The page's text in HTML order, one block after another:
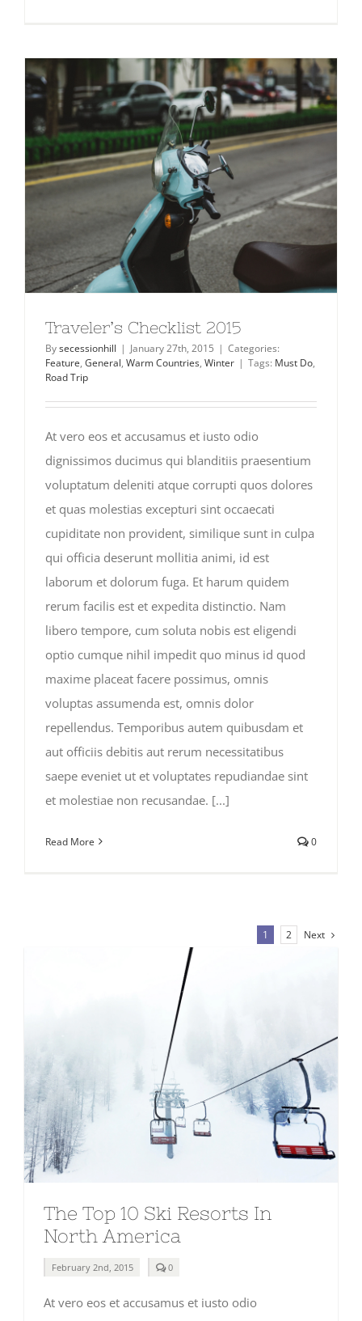
Traveler’s Checklist 2015
Bysecessionhill | January 27th, 2015 | Categories:
Feature, General, Warm Countries, Winter | Tags: Must Do,
Road Trip
At vero eos et accusamus et iusto odio
dignissimos ducimus qui blanditiis praesentium
voluptatum deleniti atque corrupti quos dolores
et quas molestias excepturi sint occaecati
cupiditate non provident, similique sunt in culpa
qui officia deserunt mollitia animi, id est
laborum et dolorum fuga. Et harum quidem
rerum facilis est et expedita distinctio. Nam
libero tempore, cum soluta nobis est eligendi
optio cumque nihil impedit quo minus id quod
maxime placeat facere possimus, omnis
voluptas assumenda est, omnis dolor
repellendus. Temporibus autem quibusdam et
aut officiis debitis aut rerum necessitatibus
saepe eveniet ut et voluptates repudiandae sint
et molestiae non recusandae. [...]
Read More 0
1 2 Next
The Top 10 Ski Resorts In
North America
February 2nd, 2015 0comments
Top
At vero eos et accusamus et iusto odio